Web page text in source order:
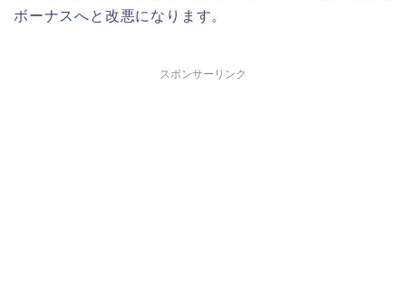
ボーナスへと改悪になります。
スポンサーリンク